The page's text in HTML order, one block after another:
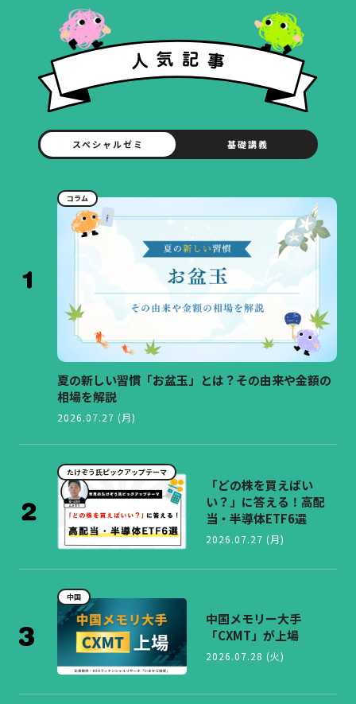
スペシャルゼミ 基礎講義
コラム
夏の新しい習慣「お盆玉」とは？その由来や金額の
相場を解説
2026.07.27 (月)
たけぞう氏ピックアップテーマ
「どの株を買えばい
い？」に答える！高配
当・半導体ETF6選
2026.07.27 (月)
中国
中国メモリー大手
「CXMT」が上場
2026.07.28 (火)